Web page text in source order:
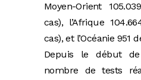
Moyen-Orient
cas), l’Afrique
cas), et l’Océanie 951
Depuis le début
nombre de tests